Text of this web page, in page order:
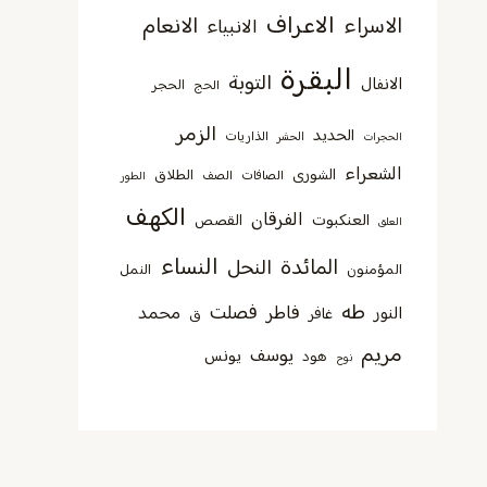
الاسراء الاعراف الانبياء الانعام
الانفال البقرة التوبة الحج الحجر
الحجرات الحديد الحشر الذاريات الزمر
الشعراء الشورى الصافات الصف الطلاق الطور
العلق العنكبوت الفرقان القصص الكهف
المؤمنون المائدة النحل النساء النمل
النور طه غافر فاطر فصلت ق محمد
مريم نوح هود يوسف يونس